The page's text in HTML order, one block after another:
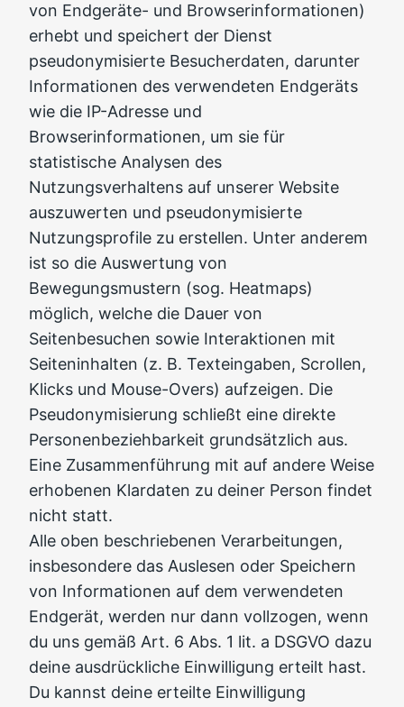
von Endgeräte- und Browserinformationen)
erhebt und speichert der Dienst
pseudonymisierte Besucherdaten, darunter
Informationen des verwendeten Endgeräts
wie die IP-Adresse und
Browserinformationen, um sie für
statistische Analysen des
Nutzungsverhaltens auf unserer Website
auszuwerten und pseudonymisierte
Nutzungsprofile zu erstellen. Unter anderem
ist so die Auswertung von
Bewegungsmustern (sog. Heatmaps)
möglich, welche die Dauer von
Seitenbesuchen sowie Interaktionen mit
Seiteninhalten (z. B. Texteingaben, Scrollen,
Klicks und Mouse-Overs) aufzeigen. Die
Pseudonymisierung schließt eine direkte
Personenbeziehbarkeit grundsätzlich aus.
Eine Zusammenführung mit auf andere Weise
erhobenen Klardaten zu deiner Person findet
nicht statt.
Alle oben beschriebenen Verarbeitungen,
insbesondere das Auslesen oder Speichern
von Informationen auf dem verwendeten
Endgerät, werden nur dann vollzogen, wenn
du uns gemäß Art. 6 Abs. 1 lit. a DSGVO dazu
deine ausdrückliche Einwilligung erteilt hast.
Du kannst deine erteilte Einwilligung